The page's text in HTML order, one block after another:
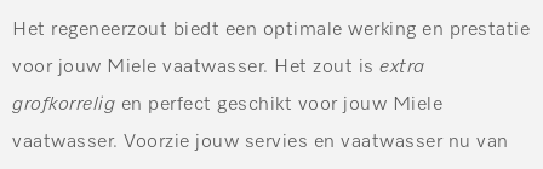
Het regeneerzout biedt een optimale werking en prestatie
voor jouw Miele vaatwasser. Het zout is extra
grofkorrelig en perfect geschikt voor jouw Miele
vaatwasser. Voorzie jouw servies en vaatwasser nu van